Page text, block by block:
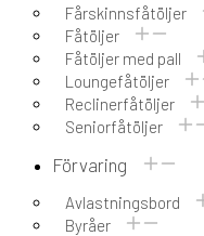
Fårskinnsfåtöljer
Fåtöljer
Fåtöljer med pall
Loungefåtöljer
Reclinerfåtöljer
Seniorfåtöljer
Förvaring
Avlastningsbord
Byråer